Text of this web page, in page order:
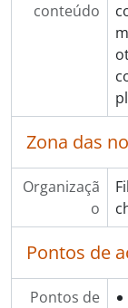
conteúdo
Zona das
Organizaçã
o
Pontos de
Pontos de